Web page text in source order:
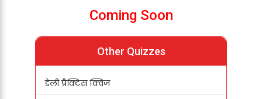
Coming Soon
Other Quizzes
डेली प्रैक्टिस क्विज